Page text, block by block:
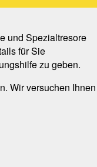
und Spezialtresore
für Sie
zu geben.
Wir versuchen Ihnen